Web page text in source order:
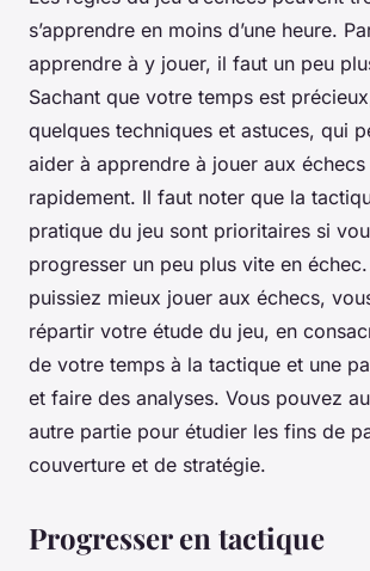
s’apprendre en moins d’une heure.
apprendre à y jouer, il faut un peu
Sachant que votre temps est
quelques techniques et astuces, qui
aider à apprendre à jouer aux échecs
rapidement. Il faut noter que la
pratique du jeu sont prioritaires si
progresser un peu plus vite en
puissiez mieux jouer aux échecs,
répartir votre étude du jeu, en
de votre temps à la tactique et une
et faire des analyses. Vous pouvez
autre partie pour étudier les fins de
couverture et de stratégie.
Progresser en tactique